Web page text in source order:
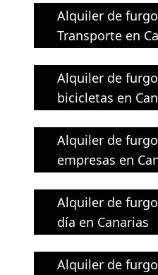
Alquiler de
Transporte en
Alquiler de
bicicletas en
Alquiler de
empresas en
Alquiler de
día en Canarias
Alquiler de